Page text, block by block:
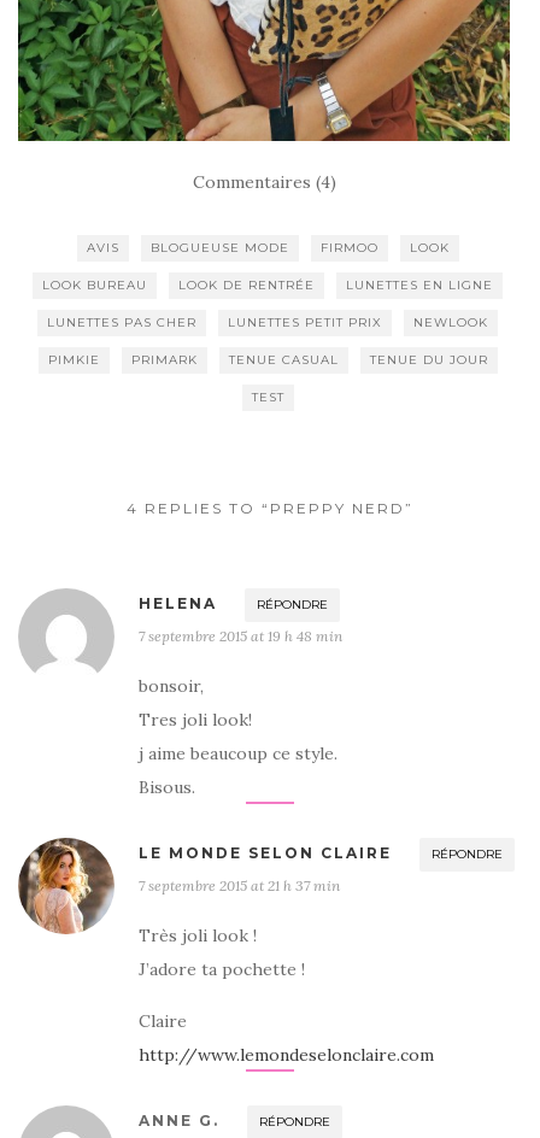
Commentaires (4)
AVIS BLOGUEUSE MODE FIRMOO LOOK
LOOK BUREAU LOOK DE RENTRÉE LUNETTES EN LIGNE
LUNETTES PAS CHER LUNETTES PETIT PRIX NEWLOOK
PIMKIE PRIMARK TENUE CASUAL TENUE DU JOUR
TEST
4 REPLIES TO “PREPPY NERD”
HELENA RÉPONDRE
7 septembre 2015 at 19 h 48 min
bonsoir,
Tres joli look!
j aime beaucoup ce style.
Bisous.
LE MONDE SELON CLAIRE RÉPONDRE
7 septembre 2015 at 21 h 37 min
Très joli look !
J’adore ta pochette !
Claire
http://www.lemondeselonclaire.com
ANNE G. RÉPONDRE